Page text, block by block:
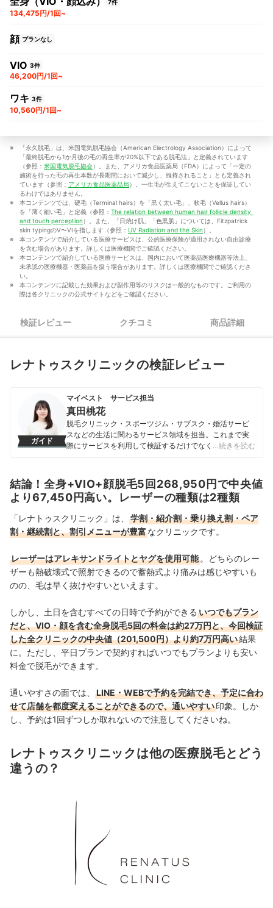
7件
134,475円/1回~
顔 プランなし
VIO 3件
46,200円/1回~
ワキ 3件
10,560円/1回~
「永久脱毛」は、米国電気脱毛協会（American Electrology Association）によって
「最終脱毛から1か月後の毛の再生率が20%以下である脱毛法」と定義されています
（参照： 米国電気脱毛協会）。また、アメリカ食品医薬局（FDA）によって「一定の
施術を行った毛の再生本数が長期間において減少し、維持されること」とも定義され
ています（参照： アメリカ食品医薬品局）。一生毛が生えてこないことを保証してい
るわけではありません。
本コンテンツでは、硬毛（Terminal hairs）を「黒く太い毛」、軟毛（Vellus hairs）
を「薄く細い毛」と定義（参照： The relation between human hair follicle density
and touch perception）。また、「日焼け肌」「色黒肌」については、Fitzpatrick
skin typingのV〜VIを指します（参照： UV Radiation and the Skin）。
本コンテンツで紹介している医療サービスは、公的医療保険が適用されない自由診療
を含む場合があります。詳しくは医療機関でご確認ください。
本コンテンツで紹介している医療サービスは、国内において医薬品医療機器等法上、
未承認の医療機器・医薬品を扱う場合があります。詳しくは医療機関でご確認くださ
い。
本コンテンツに記載した効果および副作用等のリスクは一般的なものです。ご利用の
際は各クリニックの公式サイトなどをご確認ください。
検証レビュー クチコミ 商品詳細
レナトゥスクリニックの検証レビュー
ガイド
マイベスト サービス担当
真田桃花
脱毛クリニック・スポーツジム・サブスク・婚活サービ
スなどの生活に関わるサービス領域を担当。これまで実
際にサービスを利用して検証するだけでなく、医師や婚
からこそ、徹底検証を通じて全ユーザーが選びやすい情
報を届ける」ことをモットーに活動している。
真田桃花のプロフィール
…続きを読む
結論！全身+VIO+顔脱毛5回268,950円で中央値
より67,450円高い。レーザーの種類は2種類
「レナトゥスクリニック」は、
学割・紹介割・乗り換え割・ペア
割・継続割と、割引メニューが豊富なクリニックです。
レーザーはアレキサンドライトとヤグを使用可能 。どちらのレー
ザーも熱破壊式で照射できるので蓄熱式より痛みは感じやすいも
のの、毛は早く抜けやすいといえます。
しかし、土日を含むすべての日時で予約ができる いつでもプラン
だと、VIO・顔を含む全身脱毛5回の料金は約27万円と、今回検証
した全クリニックの中央値（201,500円）より約7万円高い結果
に 。ただし、 平日プランで契約すればいつでもプランよりも安い
料金で脱毛ができます。
通いやすさの面では、
LINE・WEBで予約を完結でき、予定に合わ
せて店舗を都度変えることができるので、通いやすい印象。しか
し、予約は1回ずつしか取れないので注意してくださいね。
レナトゥスクリニックは他の医療脱毛とどう
違うの？